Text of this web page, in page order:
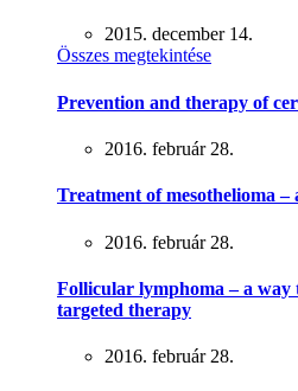
2015. december 14.
Összes megtekintése
Prevention and therapy of
2016. február 28.
Treatment of mesothelioma –
2016. február 28.
Follicular lymphoma – a way
targeted therapy
2016. február 28.